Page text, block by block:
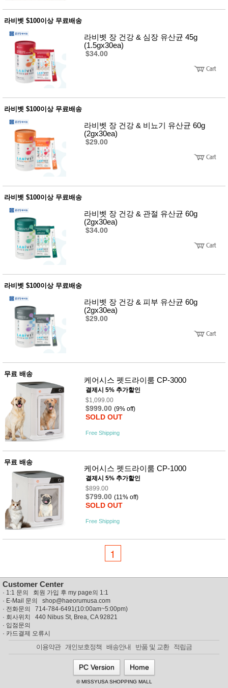
달교육
용품
어른내
의
유/아동
내의
가방/지
갑/케이
스
화
생 세탁세
제
일상 돋
보기
침구용
생활/욕
실/청소
DECO
Pet
Supplies
공연/행
사
라비벳 $100이상 무료배송
라비벳 장 건강 & 심장 유산균 45g
(1.5gx30ea)
$34.00
라비벳 $100이상 무료배송
라비벳 장 건강 & 비뇨기 유산균 60g
(2gx30ea)
$29.00
라비벳 $100이상 무료배송
라비벳 장 건강 & 관절 유산균 60g
(2gx30ea)
$34.00
라비벳 $100이상 무료배송
라비벳 장 건강 & 피부 유산균 60g
(2gx30ea)
$29.00
무료 배송
케어시스 펫드라이룸 CP-3000
결제시 5% 추가할인
$1,099.00
$999.00 (9% off)
SOLD OUT
Free Shipping
무료 배송
케어시스 펫드라이룸 CP-1000
결제시 5% 추가할인
$899.00
$799.00 (11% off)
SOLD OUT
Free Shipping
1
Customer Center
· 1:1 문의 회원 가입 후 my page의 1:1
· E-Mail 문의 shop@haeorumusa.com
· 전화문의 714-784-6491(10:00am~5:00pm)
· 회사위치 440 Nibus St, Brea, CA 92821
· 입점문의
· 카드결제 오류시
이용약관 개인보호정책 배송안내 반품 및 교환 적립금
PC Version Home
© MISSYUSA SHOPPING MALL